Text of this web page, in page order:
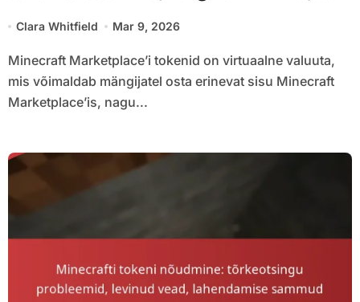
allahindlused
Clara Whitfield Mar 9, 2026
Minecraft Marketplace’i tokenid on virtuaalne valuuta,
mis võimaldab mängijatel osta erinevat sisu Minecraft
Marketplace’is, nagu...